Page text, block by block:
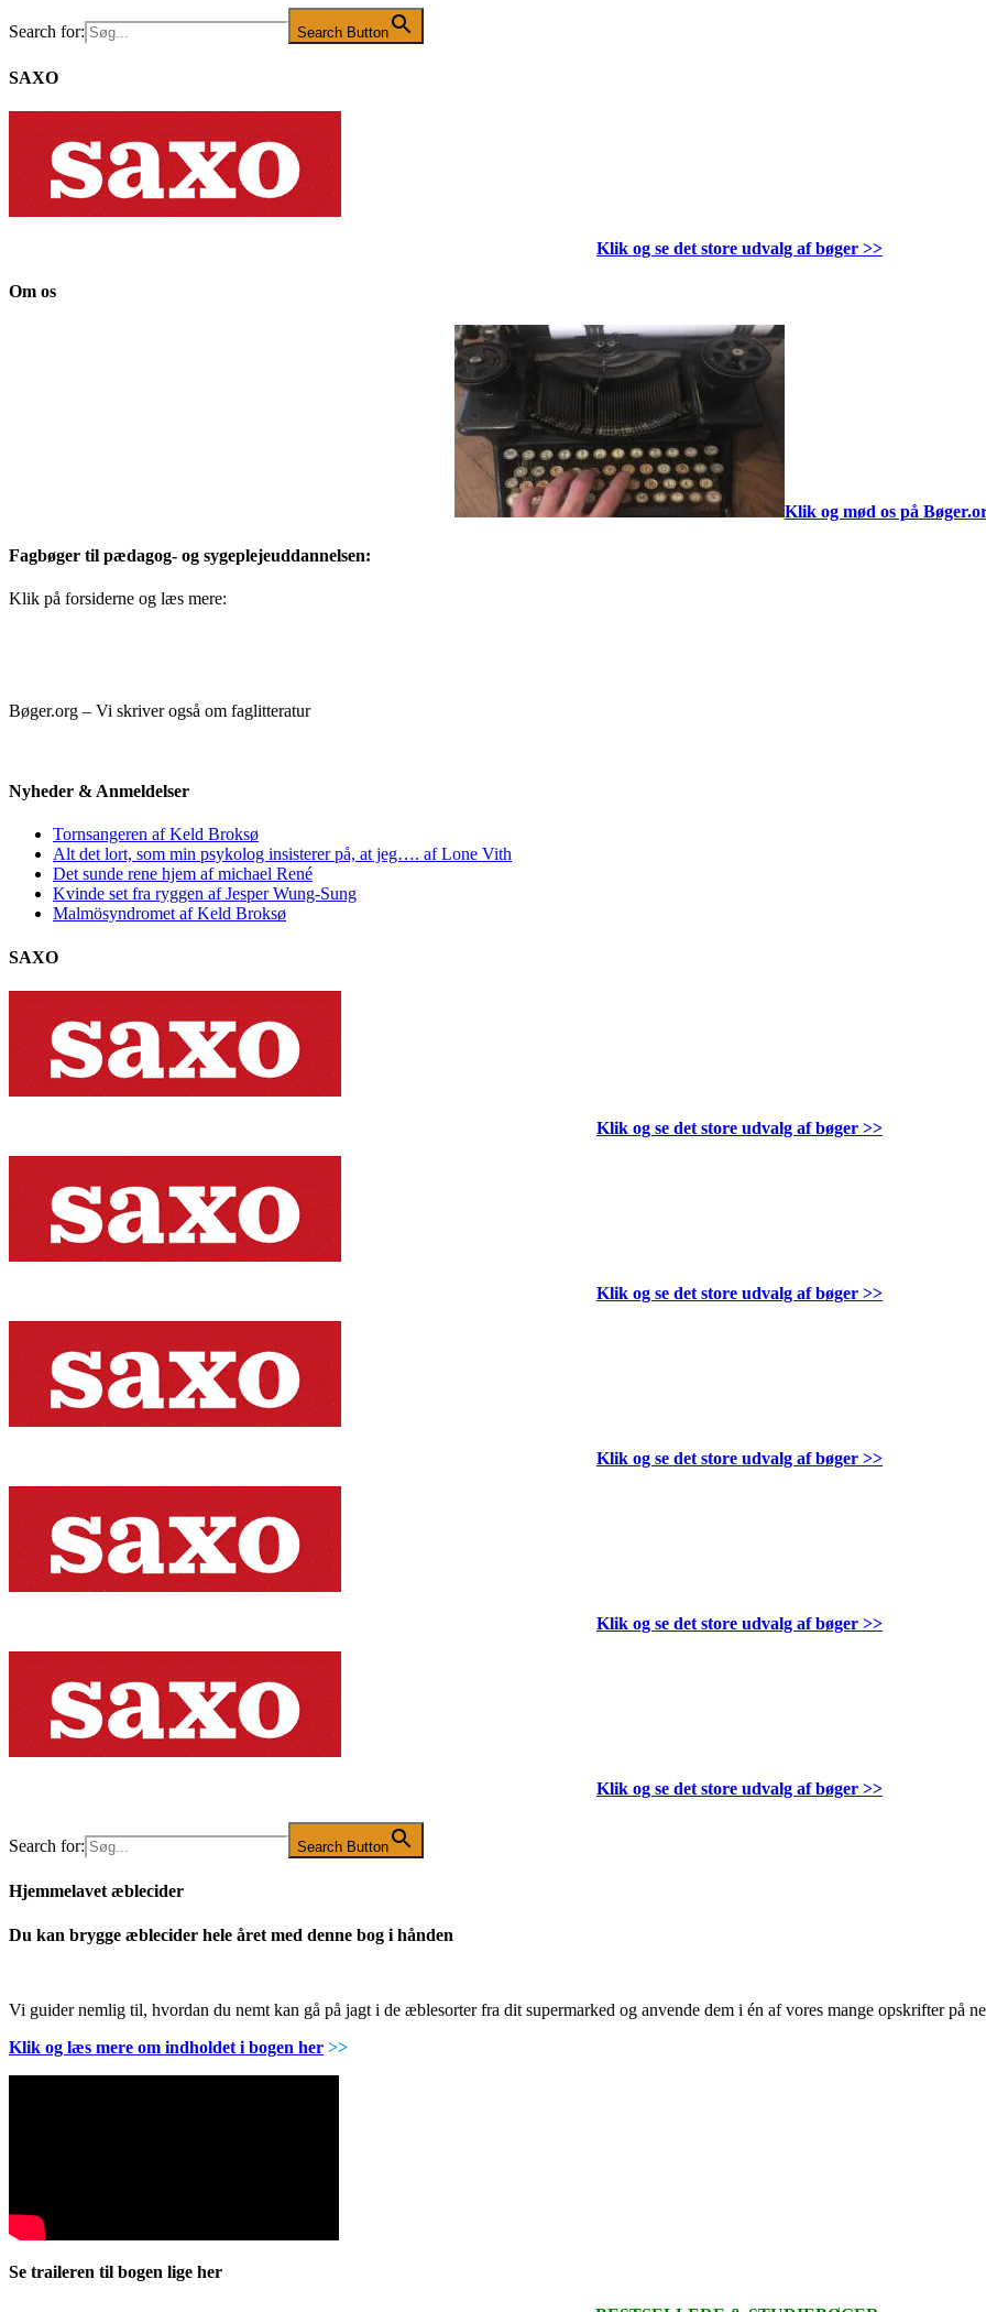
Search for: Search Button
SAXO
Klik og se det store udvalg af bøger >>
Om os
Klik og mød os på
Fagbøger til pædagog- og sygeplejeuddannelsen:
Klik på forsiderne og læs mere:
Bøger.org – Vi skriver også om faglitteratur
Nyheder & Anmeldelser
Tornsangeren af Keld Broksø
Alt det lort, som min psykolog insisterer på, at jeg…. af Lone Vith
Det sunde rene hjem af michael René
Kvinde set fra ryggen af Jesper Wung-Sung
Malmösyndromet af Keld Broksø
SAXO
Klik og se det store udvalg af bøger >>
Klik og se det store udvalg af bøger >>
Klik og se det store udvalg af bøger >>
Klik og se det store udvalg af bøger >>
Klik og se det store udvalg af bøger >>
Search for: Search Button
Hjemmelavet æblecider
Du kan brygge æblecider hele året med denne bog i hånden
Vi guider nemlig til, hvordan du nemt kan gå på jagt i de æblesorter fra dit supermarked og anvende dem i én af vores mange opskrifter på
Klik og læs mere om indholdet i bogen her >>
Se traileren til bogen lige her